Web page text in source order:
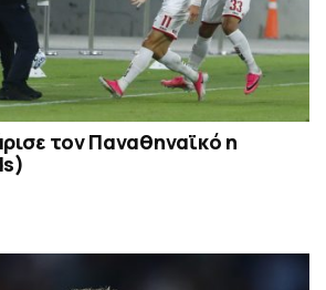
τον Παναθηναϊκό η